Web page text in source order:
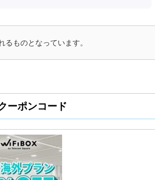
ものとなっています。
ーポンコード